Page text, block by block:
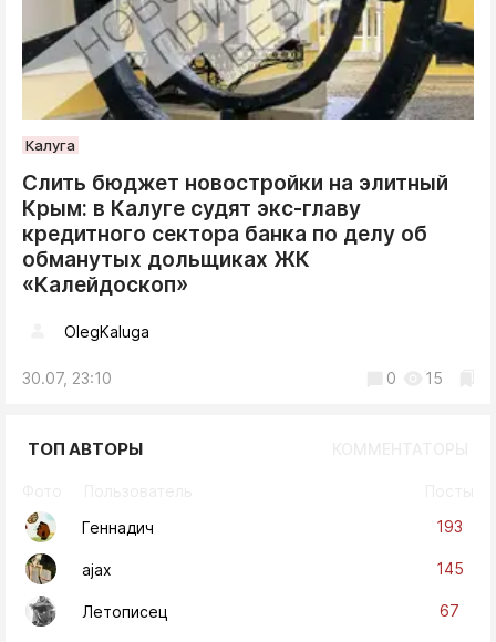
Калуга
Слить бюджет новостройки на элитный
Крым: в Калуге судят экс-главу
кредитного сектора банка по делу об
обманутых дольщиках ЖК
«Калейдоскоп»
OlegKaluga
30.07, 23:10 0 15
ТОП АВТОРЫ
Геннадич
193
ajax 145
Летописец 67